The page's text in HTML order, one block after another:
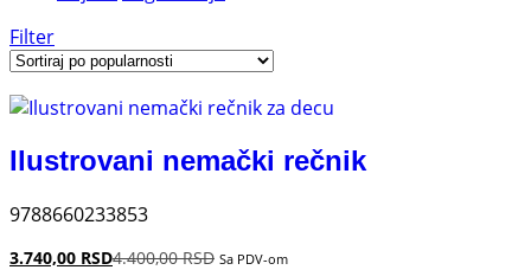
Filter
Ilustrovani nemački rečnik
9788660233853
3.740,00 RSD4.400,00RSD Sa PDV-om